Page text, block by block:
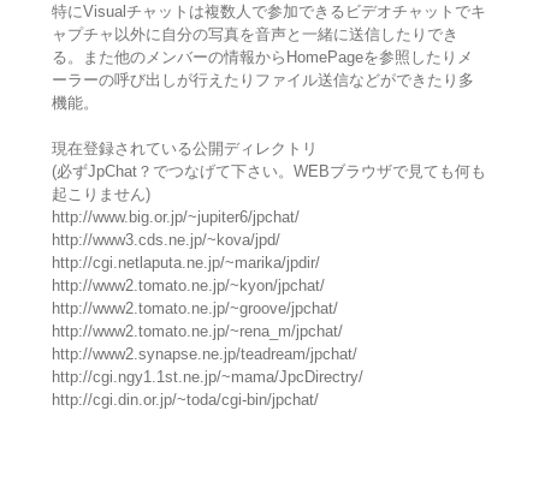
特にVisualチャットは複数人で参加できるビデオチャットでキ
ャプチャ以外に自分の写真を音声と一緒に送信したりでき
る。また他のメンバーの情報からHomePageを参照したりメ
ーラーの呼び出しが行えたりファイル送信などができたり多
機能。
現在登録されている公開ディレクトリ
(必ずJpChat？でつなげて下さい。WEBブラウザで見ても何も
起こりません)
http://www.big.or.jp/~jupiter6/jpchat/
http://www3.cds.ne.jp/~kova/jpd/
http://cgi.netlaputa.ne.jp/~marika/jpdir/
http://www2.tomato.ne.jp/~kyon/jpchat/
http://www2.tomato.ne.jp/~groove/jpchat/
http://www2.tomato.ne.jp/~rena_m/jpchat/
http://www2.synapse.ne.jp/teadream/jpchat/
http://cgi.ngy1.1st.ne.jp/~mama/JpcDirectry/
http://cgi.din.or.jp/~toda/cgi-bin/jpchat/